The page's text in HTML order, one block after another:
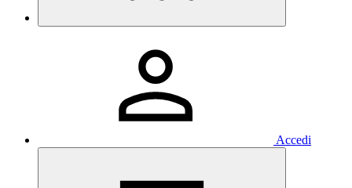
Accedi